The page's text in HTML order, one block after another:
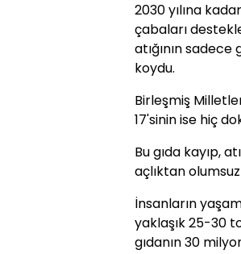
2030 yılına
çabaları
atığının
koydu.
Birleşmiş
17'sinin ise hiç
Bu gıda kayıp,
açlıktan
İnsanların
yaklaşık 25-30
gıdanın 30